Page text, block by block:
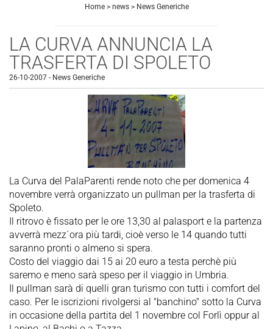
Home> news> News Generiche
LA CURVA ANNUNCIA LA
TRASFERTA DI SPOLETO
26-10-2007 - News Generiche
La Curva del PalaParenti rende noto che per domenica 4
novembre verrà organizzato un pullman per la trasferta di
Spoleto.
Il ritrovo è fissato per le ore 13,30 al palasport e la partenza
avverrà mezz´ora più tardi, cioè verso le 14 quando tutti
saranno pronti o almeno si spera.
Costo del viaggio dai 15 ai 20 euro a testa perchè più
saremo e meno sarà speso per il viaggio in Umbria.
Il pullman sarà di quelli gran turismo con tutti i comfort del
caso. Per le iscrizioni rivolgersi al "banchino" sotto la Curva
in occasione della partita del 1 novembre col Forlì oppur al